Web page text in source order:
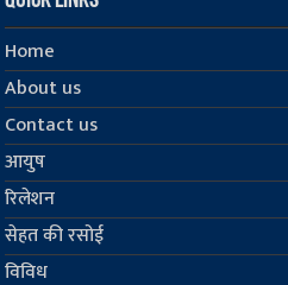
Home
About us
Contact us
आयुष
रिलेशन
सेहत की रसोई
विविध